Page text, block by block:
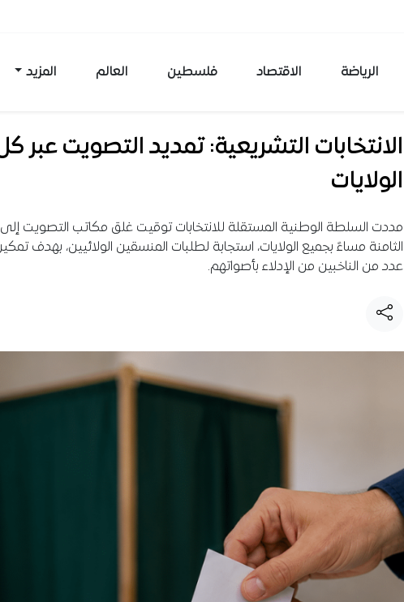
الرياضة الاقتصاد فلسطين العالم المزيد
الانتخابات التشريعية: تمديد التصويت عبر
الولايات
مددت السلطة الوطنية المستقلة للانتخابات توقيت غلق مكاتب التصويت
الثامنة مساءً بجميع الولايات، استجابة لطلبات المنسقين الولائيين، بهدف
عدد من الناخبين من الإدلاء بأصواتهم.